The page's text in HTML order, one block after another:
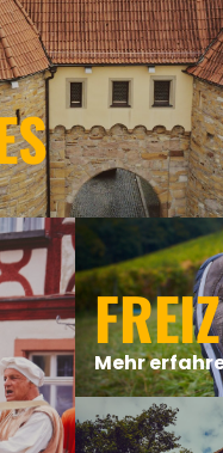
Mehr